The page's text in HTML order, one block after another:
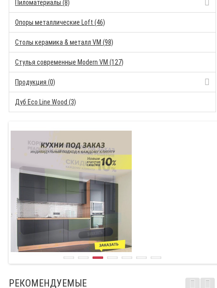
Пиломатериалы (8)
Опоры металлические Loft (46)
Столы керамика & металл VM (98)
Стулья современные Modern VM (127)
Продукция (0)
Дуб Eco Line Wood (3)
РЕКОМЕНДУЕМЫЕ